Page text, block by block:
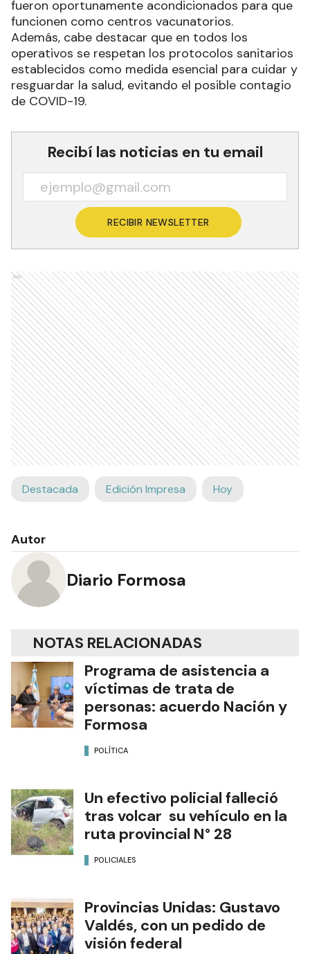
fueron oportunamente acondicionados para que
funcionen como centros vacunatorios.
Además, cabe destacar que en todos los
operativos se respetan los protocolos sanitarios
establecidos como medida esencial para cuidar y
resguardar la salud, evitando el posible contagio
de COVID-19.
Recibí las noticias en tu email
RECIBIR NEWSLETTER
Ads
Destacada Edición Impresa Hoy
Autor
Diario Formosa
NOTAS RELACIONADAS
Programa de asistencia a
víctimas de trata de
personas: acuerdo Nación y
Formosa
POLÍTICA
Un efectivo policial falleció
tras volcar su vehículo en la
ruta provincial N° 28
POLICIALES
Provincias Unidas: Gustavo
Valdés, con un pedido de
visión federal